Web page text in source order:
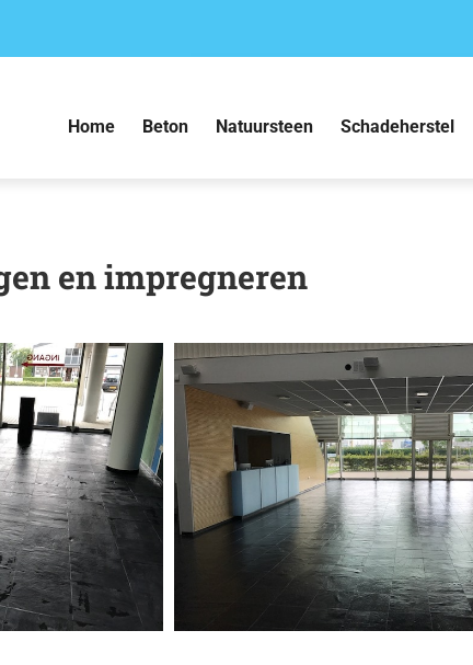
Home Beton Natuursteen Schadeherstel
en impregneren